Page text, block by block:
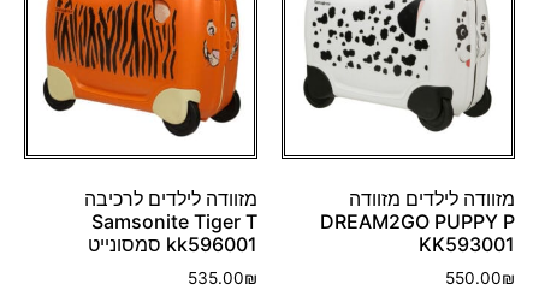
מזוודה לילדים מזוודה
DREAM2GO PUPPY P
KK593001
550.00₪
מזוודה לילדים לרכיבה
Samsonite Tiger T
kk596001 סמסונייט
535.00₪